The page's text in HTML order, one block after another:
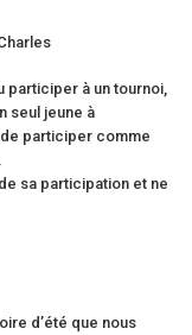
participer à un tournoi,
seul jeune à
participer comme
sa participation et ne
d’été que nous